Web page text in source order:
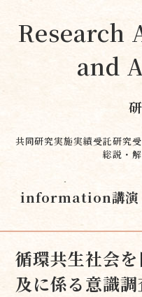
Research
and
共同研究実施実績受託研究
総説・
information講
循環共生社会
及に係る意識調